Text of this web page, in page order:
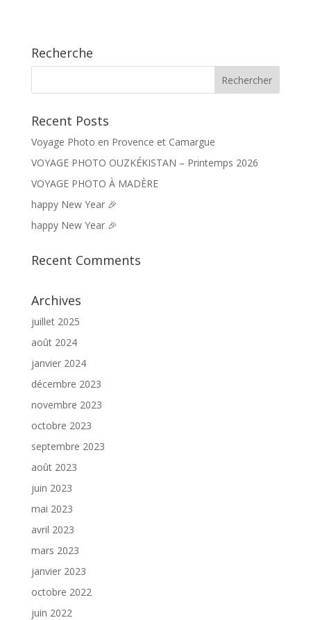
Recherche
Recent Posts
Voyage Photo en Provence et Camargue
VOYAGE PHOTO OUZKÉKISTAN – Printemps 2026
VOYAGE PHOTO À MADÈRE
happy New Year 🎉
happy New Year 🎉
Recent Comments
Archives
juillet 2025
août 2024
janvier 2024
décembre 2023
novembre 2023
octobre 2023
septembre 2023
août 2023
juin 2023
mai 2023
avril 2023
mars 2023
janvier 2023
octobre 2022
juin 2022